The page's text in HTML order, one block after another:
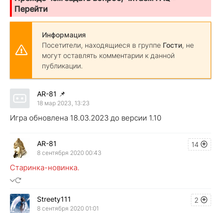
Перейти
Информация
Посетители, находящиеся в группе Гости, не
могут оставлять комментарии к данной
публикации.
AR-81 📌
18 мар 2023, 13:23
Игра обновлена 18.03.2023 до версии 1.10
14
AR-81
8 сентября 2020 00:43
Старинка-новинка.
2
Streety111
8 сентября 2020 01:01